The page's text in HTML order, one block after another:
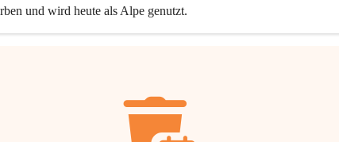
und wird heute als Alpe genutzt.